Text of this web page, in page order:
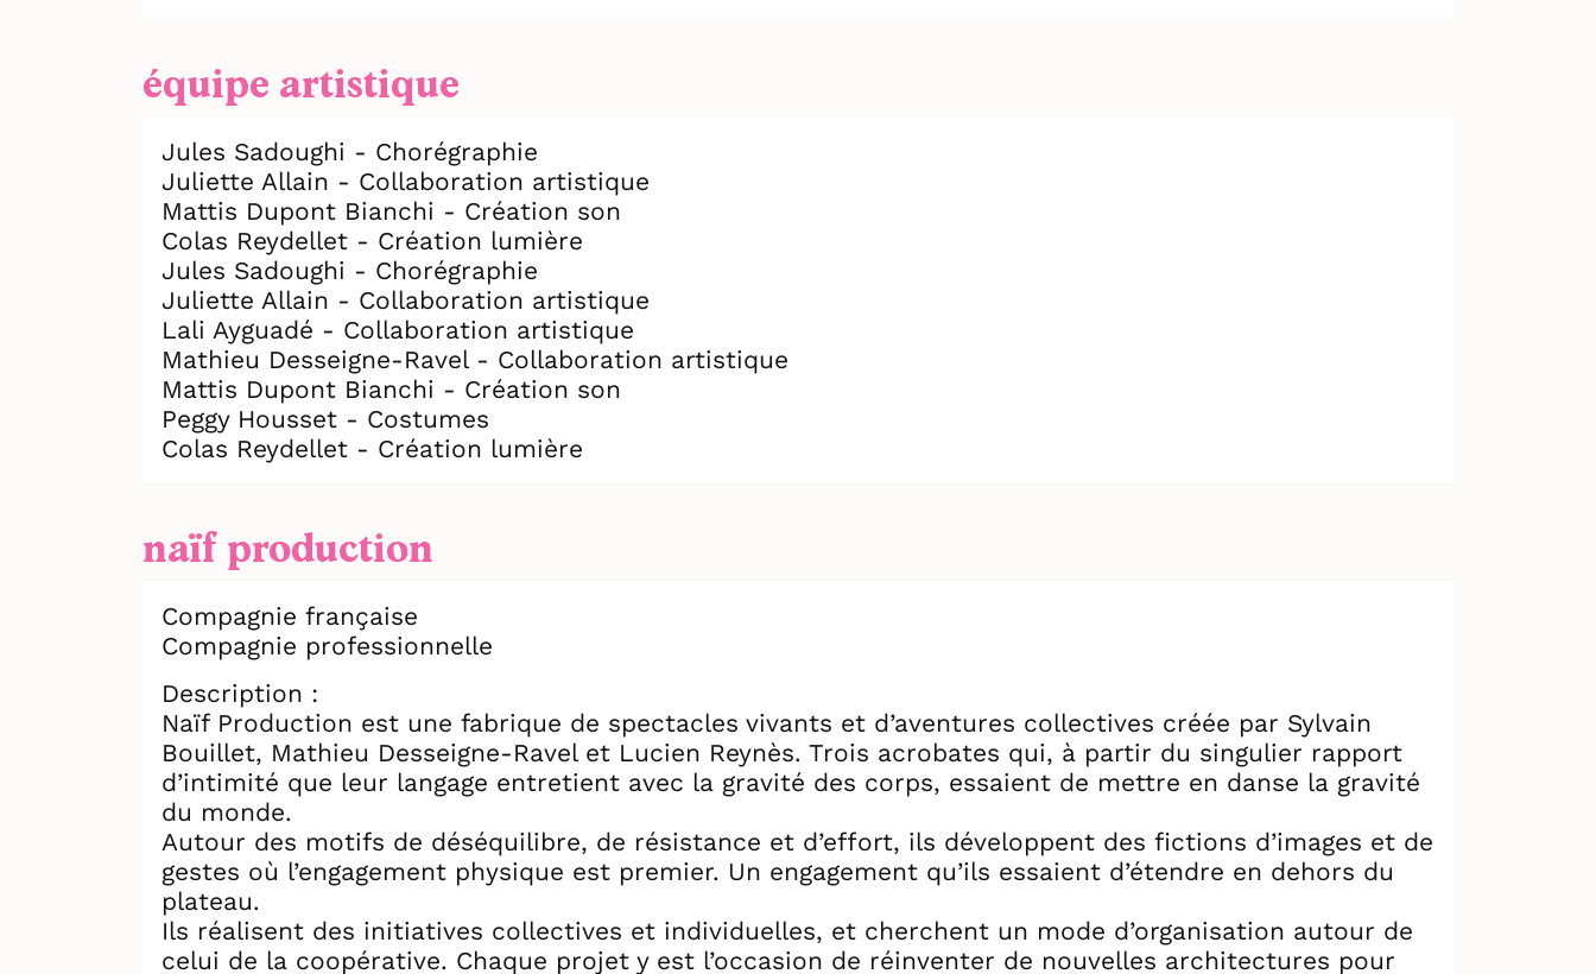
équipe artistique
Jules Sadoughi - Chorégraphie
Juliette Allain - Collaboration artistique
Mattis Dupont Bianchi - Création son
Colas Reydellet - Création lumière
Jules Sadoughi - Chorégraphie
Juliette Allain - Collaboration artistique
Lali Ayguadé - Collaboration artistique
Mathieu Desseigne-Ravel - Collaboration artistique
Mattis Dupont Bianchi - Création son
Peggy Housset - Costumes
Colas Reydellet - Création lumière
naïf production
Compagnie française
Compagnie professionnelle
Description :
Naïf Production est une fabrique de spectacles vivants et d’aventures collectives créée par Sylvain
Bouillet, Mathieu Desseigne-Ravel et Lucien Reynès. Trois acrobates qui, à partir du singulier rapport
d’intimité que leur langage entretient avec la gravité des corps, essaient de mettre en danse la gravité
du monde.
Autour des motifs de déséquilibre, de résistance et d’effort, ils développent des fictions d’images et de
gestes où l’engagement physique est premier. Un engagement qu’ils essaient d’étendre en dehors du
plateau.
Ils réalisent des initiatives collectives et individuelles, et cherchent un mode d’organisation autour de
celui de la coopérative. Chaque projet y est l’occasion de réinventer de nouvelles architectures pour